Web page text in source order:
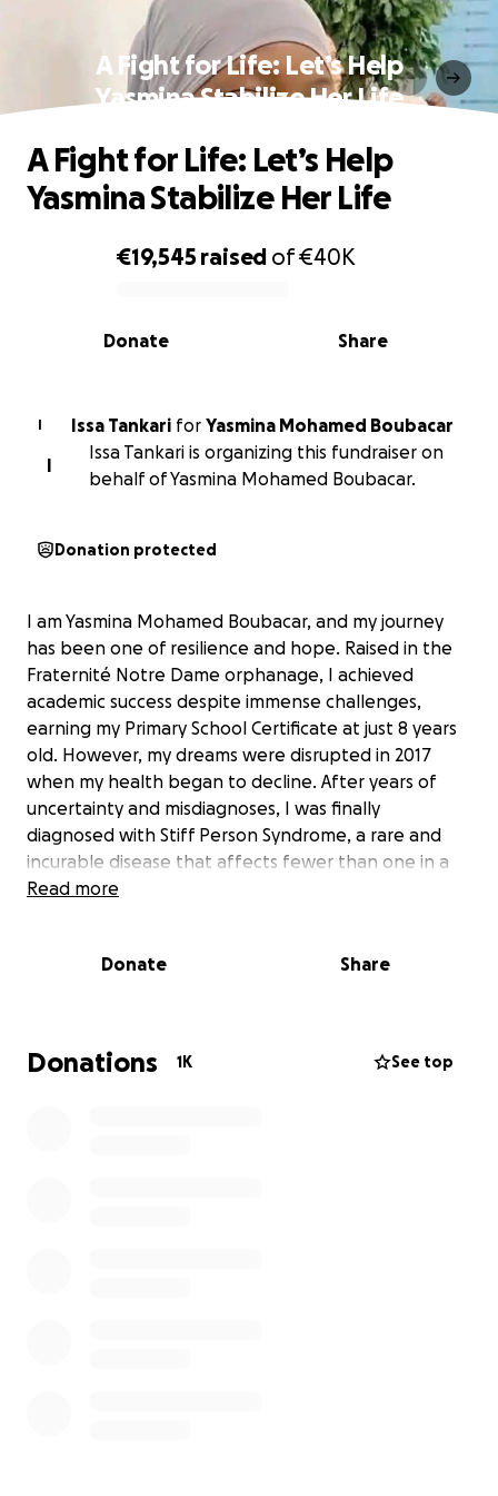
A Fight for Life: Let’s Help
Yasmina Stabilize Her Life
0% complete
€19,545 raised of€40K
Share
Donate
A Fight for Life: Let’s Help
Yasmina Stabilize Her Life
I Issa Tankari for Yasmina Mohamed Boubacar
I
Issa Tankari is organizing this fundraiser on
behalf of Yasmina Mohamed Boubacar.
Donation protected
I am Yasmina Mohamed Boubacar, and my journey
has been one of resilience and hope. Raised in the
Fraternité Notre Dame orphanage, I achieved
academic success despite immense challenges,
earning my Primary School Certificate at just 8 years
old. However, my dreams were disrupted in 2017
when my health began to decline. After years of
uncertainty and misdiagnoses, I was finally
diagnosed with Stiff Person Syndrome, a rare and
incurable disease that affects fewer than one in a
million people.
perform daily tasks, causing severe pain, seizures,
and prevent further deterioration. However, the
cost of this treatment is far beyond my means. I am
Read more
Donate Share
Donations 1K See top